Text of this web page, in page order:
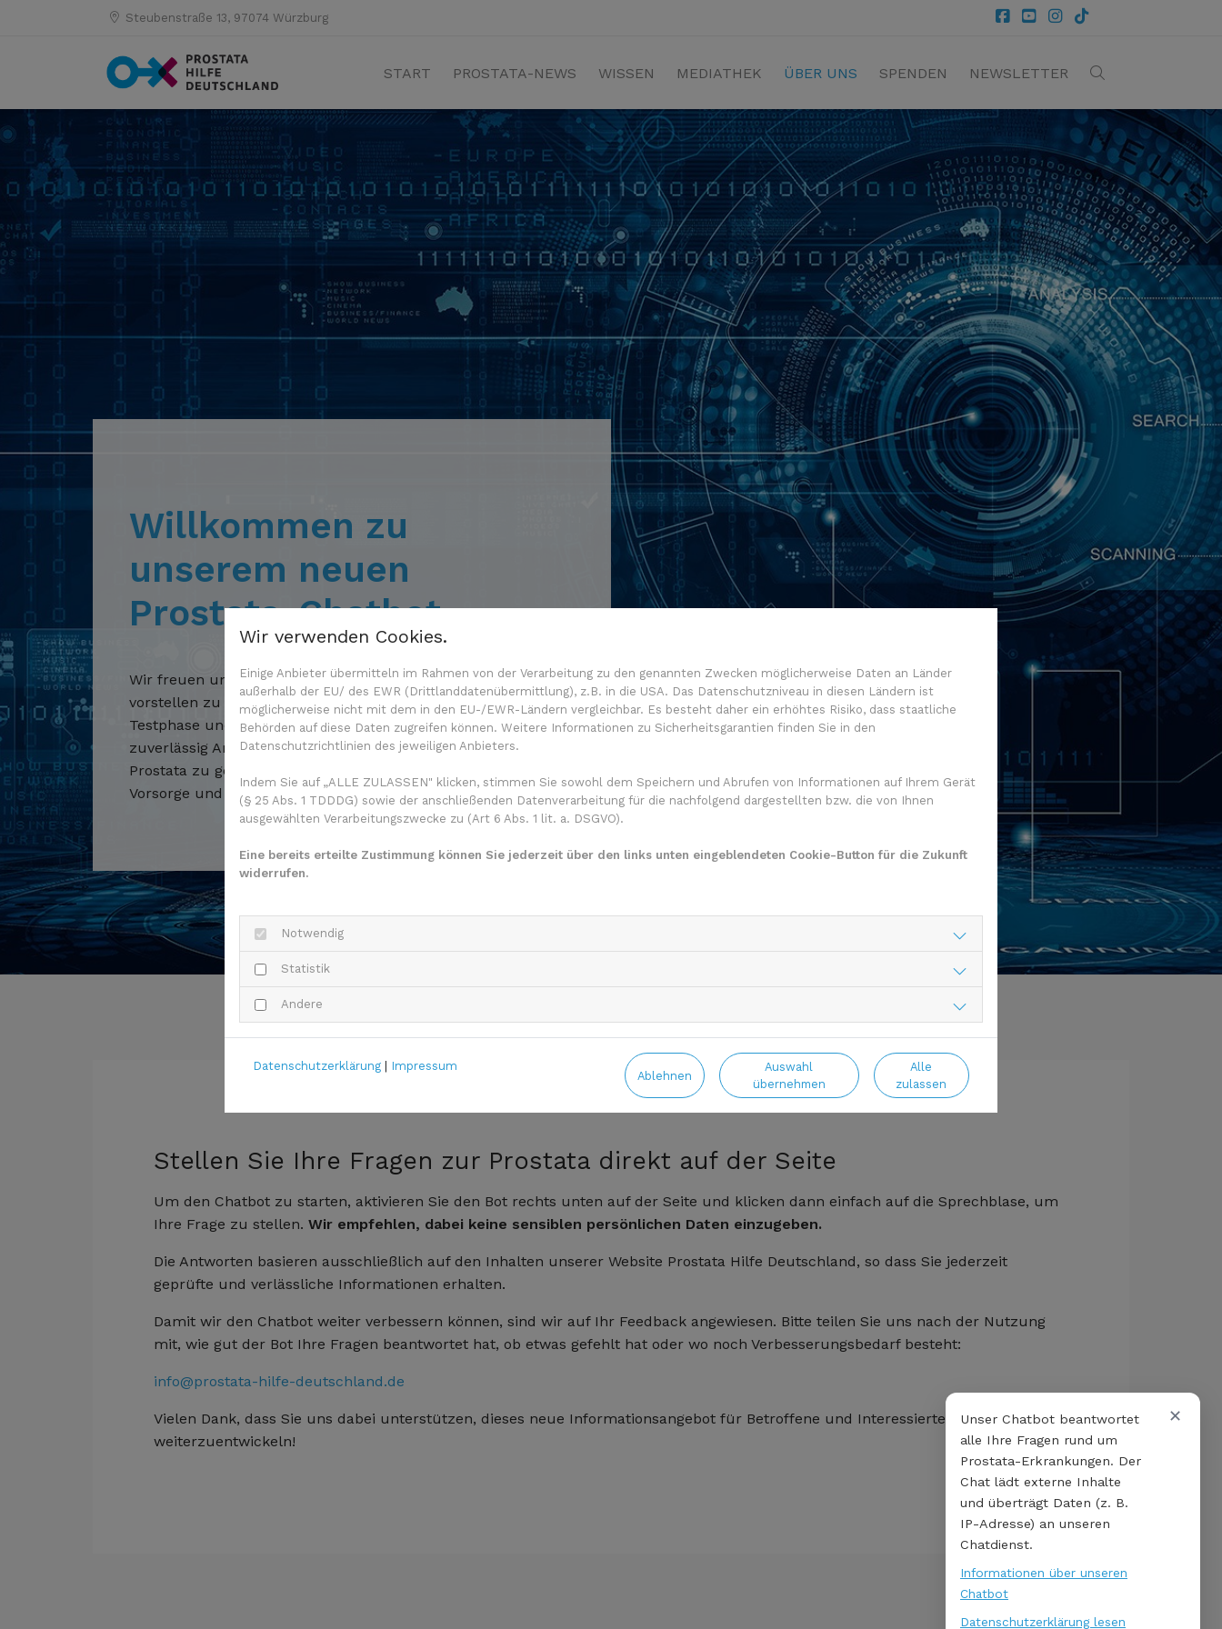
Steubenstraße 13, 97074 Würzburg
START PROSTATA-NEWS WISSEN MEDIATHEK ÜBER UNS SPENDEN NEWSLETTER
Willkommen zu
unserem neuen
Prostata-Chatbot
Wir freuen uns, Ihnen unseren neuen Prostata-Chatbot
vorstellen zu können. Der Bot befindet sich derzeit in der
Testphase und soll künftig dabei helfen, schnell und
zuverlässig Antworten auf Fragen rund um das Thema
Prostata zu geben – von allgemeinen Informationen über
Vorsorge und Diagnose bis hin zu Therapieoptionen.
Stellen Sie Ihre Fragen zur Prostata direkt auf der Seite
Um den Chatbot zu starten, aktivieren Sie den Bot rechts unten auf der Seite und klicken dann einfach auf die Sprechblase, um
Ihre Frage zu stellen.Wir empfehlen, dabei keine sensiblen persönlichen Daten einzugeben.
Die Antworten basieren ausschließlich auf den Inhalten unserer Website Prostata Hilfe Deutschland, so dass Sie jederzeit
geprüfte und verlässliche Informationen erhalten.
Damit wir den Chatbot weiter verbessern können, sind wir auf Ihr Feedback angewiesen. Bitte teilen Sie uns nach der Nutzung
mit, wie gut der Bot Ihre Fragen beantwortet hat, ob etwas gefehlt hat oder wo noch Verbesserungsbedarf besteht:
info@prostata-hilfe-deutschland.de
Vielen Dank, dass Sie uns dabei unterstützen, dieses neue Informationsangebot für Betroffene und Interessierte
weiterzuentwickeln!
✕
Unser Chatbot beantwortet
alle Ihre Fragen rund um
Prostata-Erkrankungen. Der
Chat lädt externe Inhalte
und überträgt Daten (z. B.
IP-Adresse) an unseren
Chatdienst.
Informationen über unseren
Chatbot
Datenschutzerklärung lesen
Wir verwenden Cookies.
Einige Anbieter übermitteln im Rahmen von der Verarbeitung zu den genannten Zwecken möglicherweise Daten an Länder
außerhalb der EU/ des EWR (Drittlanddatenübermittlung), z.B. in die USA. Das Datenschutzniveau in diesen Ländern ist
möglicherweise nicht mit dem in den EU-/EWR-Ländern vergleichbar. Es besteht daher ein erhöhtes Risiko, dass staatliche
Behörden auf diese Daten zugreifen können. Weitere Informationen zu Sicherheitsgarantien finden Sie in den
Datenschutzrichtlinien des jeweiligen Anbieters.
Indem Sie auf „ALLE ZULASSEN" klicken, stimmen Sie sowohl dem Speichern und Abrufen von Informationen auf Ihrem Gerät
(§ 25 Abs. 1 TDDDG) sowie der anschließenden Datenverarbeitung für die nachfolgend dargestellten bzw. die von Ihnen
ausgewählten Verarbeitungszwecke zu (Art 6 Abs. 1 lit. a. DSGVO).
Eine bereits erteilte Zustimmung können Sie jederzeit über den links unten eingeblendeten Cookie-Button für die Zukunft
widerrufen.
Notwendig
Statistik
Andere
Datenschutzerklärung Impressum
Ablehnen
Auswahl
übernehmen
Alle
zulassen